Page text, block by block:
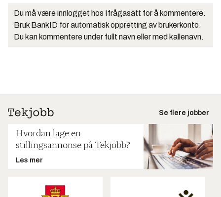
Du må være innlogget hos Ifrågasätt for å kommentere.
Bruk BankID for automatisk oppretting av brukerkonto.
Du kan kommentere under fullt navn eller med kallenavn.
Se flere jobber
Hvordan lage en
stillingsannonse på Tekjobb?
Les mer